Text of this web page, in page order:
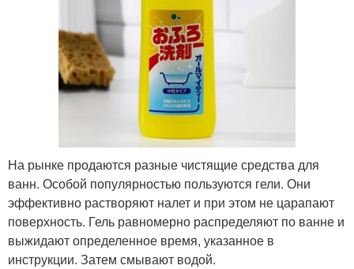
На рынке продаются разные чистящие средства для
ванн. Особой популярностью пользуются гели. Они
эффективно растворяют налет и при этом не царапают
поверхность. Гель равномерно распределяют по ванне и
выжидают определенное время, указанное в
инструкции. Затем смывают водой.